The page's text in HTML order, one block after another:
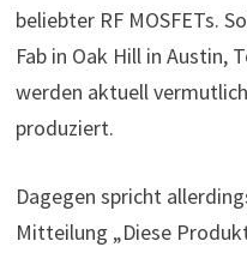
beliebter RF MOSFETs.
Fab in Oak Hill in Austin,
werden aktuell
produziert.
Dagegen spricht
Mitteilung „Diese